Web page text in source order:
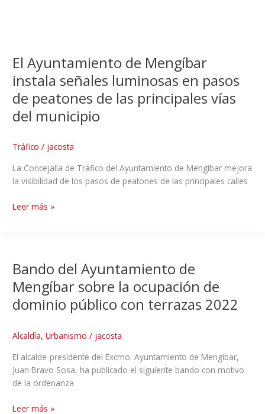
El Ayuntamiento de Mengíbar
instala señales luminosas en pasos
de peatones de las principales vías
del municipio
Tráfico / jacosta
La Concejalía de Tráfico del Ayuntamiento de Mengíbar mejora
la visibilidad de los pasos de peatones de las principales calles
Leer más »
Bando del Ayuntamiento de
Mengíbar sobre la ocupación de
dominio público con terrazas 2022
Alcaldía, Urbanismo / jacosta
El alcalde-presidente del Excmo. Ayuntamiento de Mengíbar,
Juan Bravo Sosa, ha publicado el siguiente bando con motivo
de la ordenanza
Leer más »